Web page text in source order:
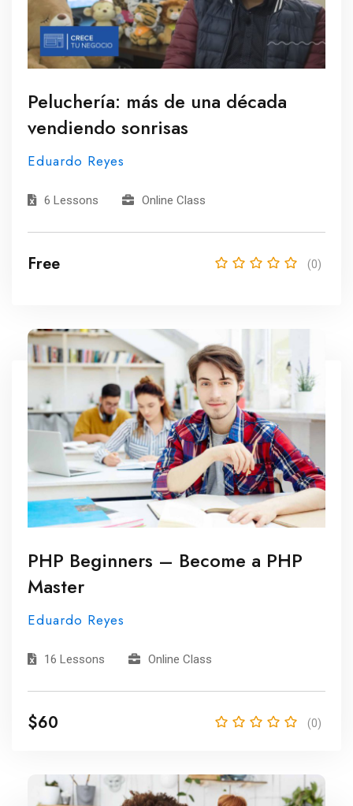
Peluchería: más de una década
vendiendo sonrisas
Eduardo Reyes
6 Lessons Online Class
Free (0)
PHP Beginners – Become a PHP
Master
Eduardo Reyes
16 Lessons Online Class
$60 (0)